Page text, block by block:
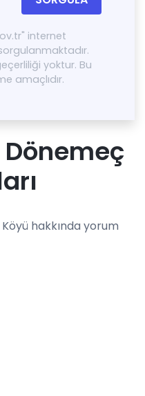
internet
yoktur. Bu
amaçlıdır.
hakkında yorum